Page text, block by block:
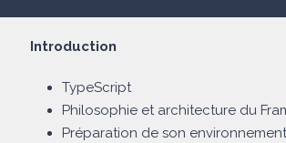
Introduction
TypeScript
Philosophie et architecture du
Préparation de son environnement